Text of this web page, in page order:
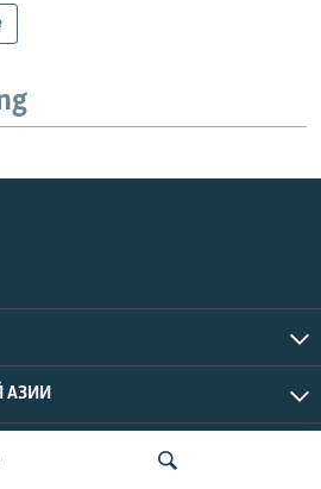
АЗИИ
RFE/RL, Inc. | Все права защищены.